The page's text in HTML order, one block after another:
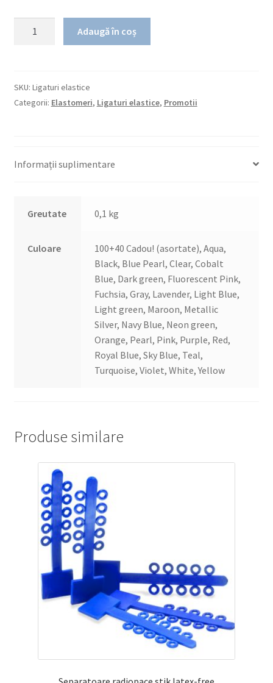
Adaugă în coș
SKU: Ligaturi elastice
Categorii: Elastomeri, Ligaturi elastice, Promotii
Informații suplimentare
Greutate 0,1 kg
Culoare
100+40 Cadou! (asortate), Aqua,
Black, Blue Pearl, Clear, Cobalt
Blue, Dark green, Fluorescent Pink,
Fuchsia, Gray, Lavender, Light Blue,
Light green, Maroon, Metallic
Silver, Navy Blue, Neon green,
Orange, Pearl, Pink, Purple, Red,
Royal Blue, Sky Blue, Teal,
Turquoise, Violet, White, Yellow
Produse similare